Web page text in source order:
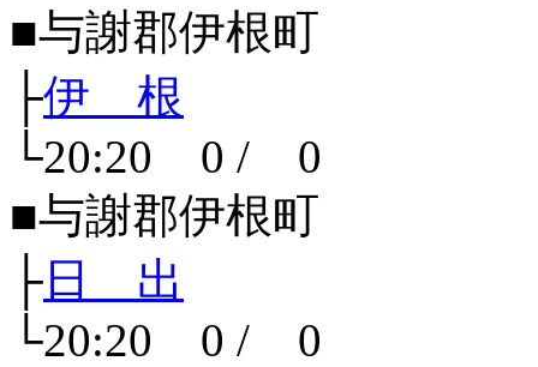
■与謝郡伊根町
├伊 根
└20:20 0 / 0
■与謝郡伊根町
├ 日 出
└20:20 0 / 0